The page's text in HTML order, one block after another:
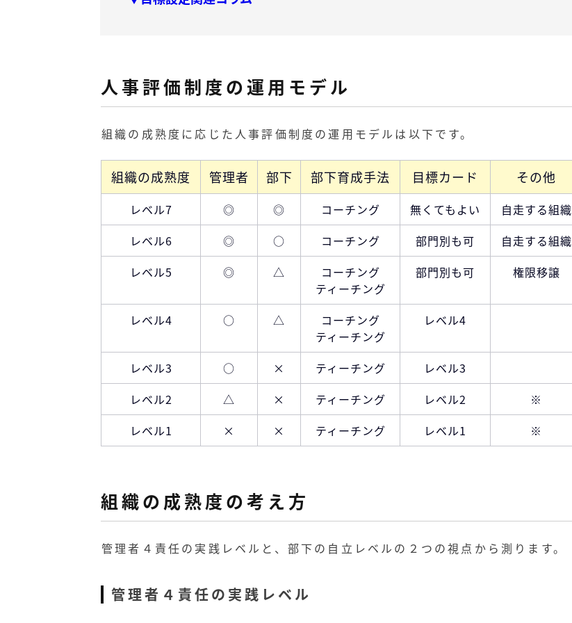
人事評価制度の運用モデル
組織の成熟度に応じた人事評価制度の運用モデルは以下です。
組織の成熟度 管理者 部下 部下育成手法 目標カード その他
レベル7 ◎ ◎ コーチング 無くてもよい
自走する組織
レベル6
◎ ○ コーチング 部門別も可
自走する組織
レベル5
◎ △
コーチング
ティーチング
部門別も可 権限移譲
レベル4 ○ △
コーチング
ティーチング
レベル4
レベル3 ○ × ティーチング
レベル3
レベル2
△ × ティーチング レベル2
※
レベル1
× × ティーチング レベル1 ※
組織の成熟度の考え方
管理者４責任の実践レベルと、部下の自立レベルの２つの視点から測ります。
管理者４責任の実践レベル